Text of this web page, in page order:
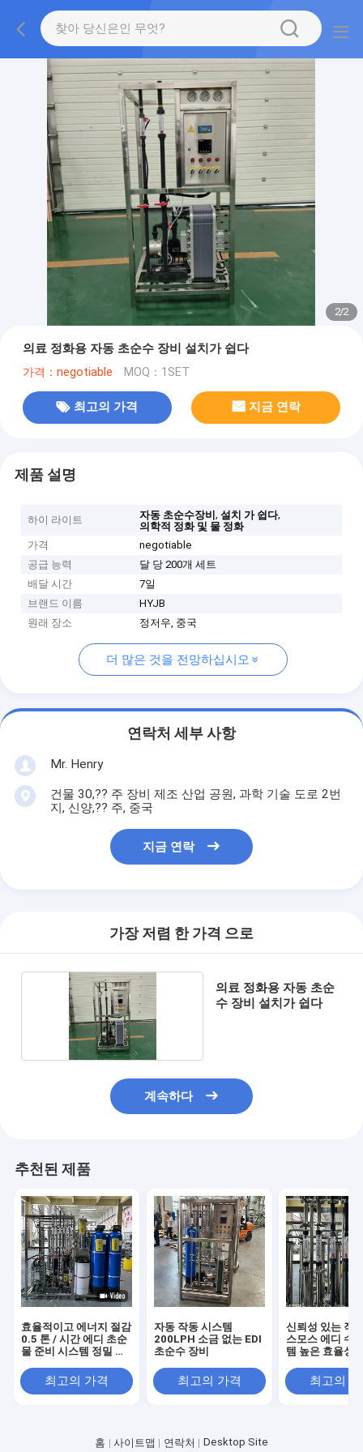
2/2
의료 정화용 자동 초순수 장비 설치가 쉽다
가격：negotiable MOQ：1SET
최고의 가격 지금 연락
제품 설명
하이 라이트 자동 초순수장비,설치 가 쉽다,
의학적 정화 및 물 정화
가격
negotiable
공급 능력
달 당 200개 세트
배달 시간
7일
브랜드 이름
HYJB
원래 장소
정저우, 중국
더 많은 것을 전망하십시오
연락처 세부 사항
Mr. Henry
건물 30,?? 주 장비 제조 산업 공원, 과학 기술 도로 2번
지, 신양,?? 주, 중국
지금 연락
가장 저렴 한 가격 으로
의료 정화용 자동 초순
수 장비 설치가 쉽다
계속하다
추천된 제품
효율적이고 에너지 절감
0.5 톤 / 시간 에디 초순
물 준비 시스템 정밀 실
션
최고의 가격
자동 작동 시스템
200LPH 소금 없는 EDI
초순수 장비
최고의 가격
신뢰성 있는 작
스모스 에디 수
템 높은 효율성
최고의
홈 사이트맵 연락처 Desktop Site